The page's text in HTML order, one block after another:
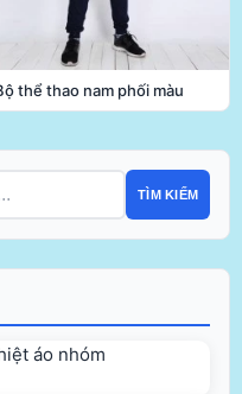
thể thao nam phối màu
TÌM KIẾM
áo nhóm